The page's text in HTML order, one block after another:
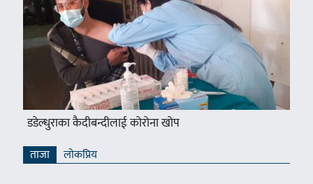
डडेल्धुराका कैदीबन्दीलाई कोरोना खोप
ताजा लाेकप्रिय